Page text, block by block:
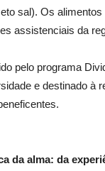
sal). Os
assistenciais da
pelo programa
e destinado à
da alma: da